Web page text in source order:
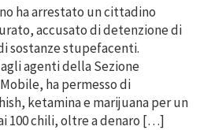
ha arrestato un cittadino
accusato di detenzione di
sostanze stupefacenti.
agenti della Sezione
ha permesso di
ketamina e marijuana per un
100 chili, oltre a denaro […]